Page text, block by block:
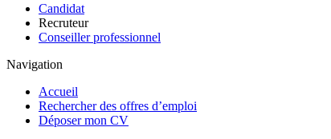
Candidat
Recruteur
Conseiller professionnel
Navigation
Accueil
Rechercher des offres d’emploi
Déposer mon CV